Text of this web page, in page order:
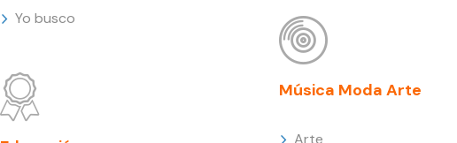
Yo busco
Música Moda Arte
Arte